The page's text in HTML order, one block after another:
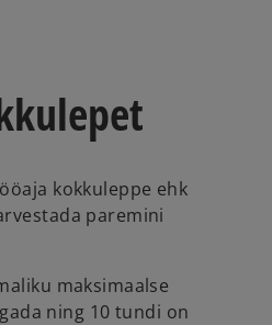
kokkuleppe ehk
paremini
maksimaalse
ning 10 tundi on